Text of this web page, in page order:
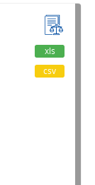
xls
csv